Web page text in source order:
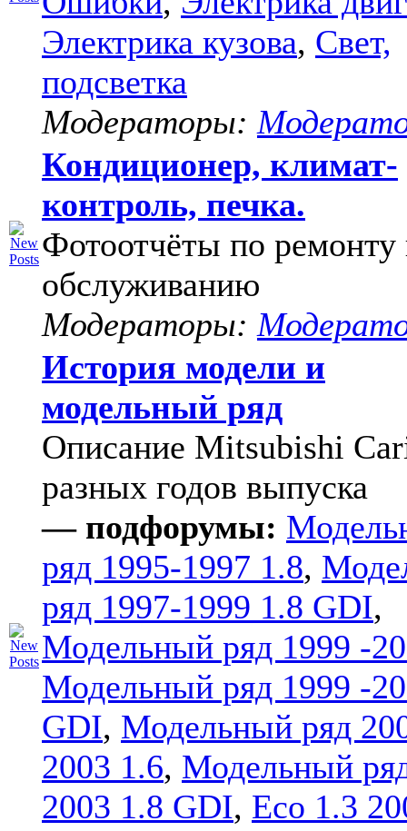
Электрика кузова, Свет,
подсветка
Модераторы:
Кондиционер, климат-
контроль, печка.
Фотоотчёты по ремонту
обслуживанию
Модераторы:
История модели и
модельный ряд
Описание Mitsubishi
разных годов выпуска
— подфорумы:
ряд 1995-1997 1.8,
ряд 1997-1999 1.8 GDI,
Модельный ряд 1999 -
Модельный ряд 1999 -
GDI, Модельный ряд
2003 1.6, Модельный
2003 1.8 GDI, Eco 1.3